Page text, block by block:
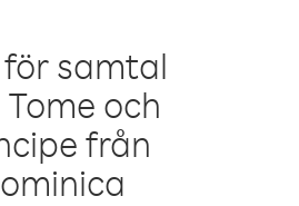
för samtal
och
från